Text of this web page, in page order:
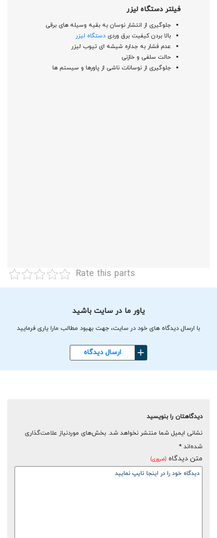
فیلتر دستگاه لیزر
جلوگیری از انتشار نوسان به بقیه وسیله های برقی
بالا بردن کیفیت برق وردی دستگاه لیزر
عدم فشار به جداره شیشه ای تیوب لیزر
حالت سلفی و خازنی
جلوگیری از نوسانات ناشی از پاورها و سیستم ها
Rate this parts
یاور ما در سایت باشید
با ارسال دیدگاه های خود در سایت، جهت بهبود مطالب مارا یاری فرمایید
ارسال دیدگاه
دیدگاهتان را بنویسید
نشانی ایمیل شما منتشر نخواهد شد. بخش‌های موردنیاز علامت‌گذاری
شده‌اند *
متن دیدگاه (ضروری)